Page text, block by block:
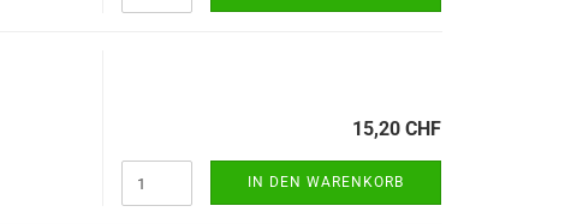
15,20 CHF
IN DEN WARENKORB